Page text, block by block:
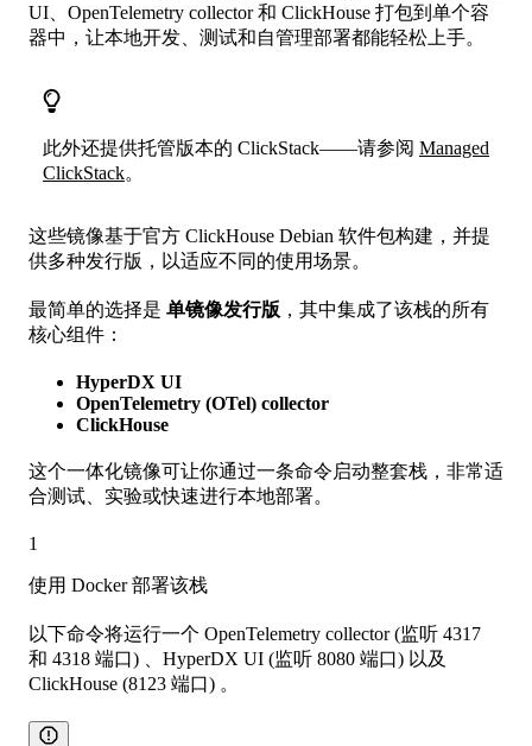
UI、OpenTelemetry collector 和 ClickHouse 打包到单个容
器中，让本地开发、测试和自管理部署都能轻松上手。
此外还提供托管版本的 ClickStack——请参阅 Managed
ClickStack。
这些镜像基于官方 ClickHouse Debian 软件包构建，并提
供多种发行版，以适应不同的使用场景。
最简单的选择是 单镜像发行版 ，其中集成了该栈的所有
核心组件：
HyperDX UI
OpenTelemetry (OTel) collector
ClickHouse
这个一体化镜像可让你通过一条命令启动整套栈，非常适
合测试、实验或快速进行本地部署。
1
使用 Docker 部署该栈
以下命令将运行一个 OpenTelemetry collector (监听 4317
和 4318 端口) 、HyperDX UI (监听 8080 端口) 以及
ClickHouse (8123 端口) 。